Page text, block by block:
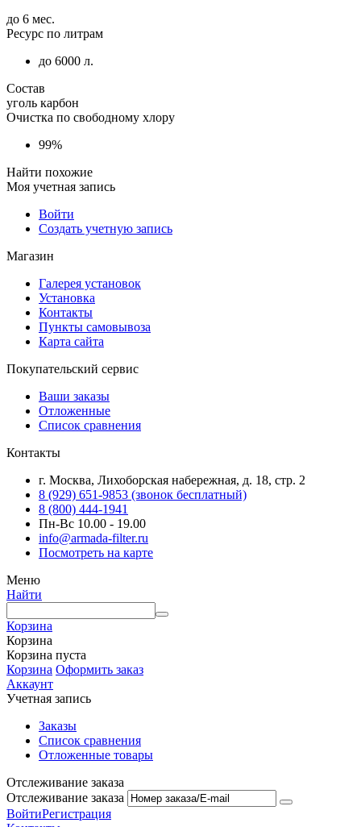
до 6 мес.
Ресурс по литрам
до 6000 л.
Состав
уголь карбон
Очистка по свободному хлору
99%
Найти похожие
Моя учетная запись
Войти
Создать учетную запись
Магазин
Галерея установок
Установка
Контакты
Пункты самовывоза
Карта сайта
Покупательский сервис
Ваши заказы
Отложенные
Список сравнения
Контакты
г. Москва, Лихоборская набережная, д. 18, стр. 2
8 (929) 651-9853 (звонок бесплатный)
8 (800) 444-1941
Пн-Вс 10.00 - 19.00
info@armada-filter.ru
Посмотреть на карте
Меню
Найти
Корзина
Корзина
Корзина пуста
Корзина Оформить заказ
Аккаунт
Учетная запись
Заказы
Список сравнения
Отложенные товары
Отслеживание заказа
Отслеживание заказа
ВойтиРегистрация